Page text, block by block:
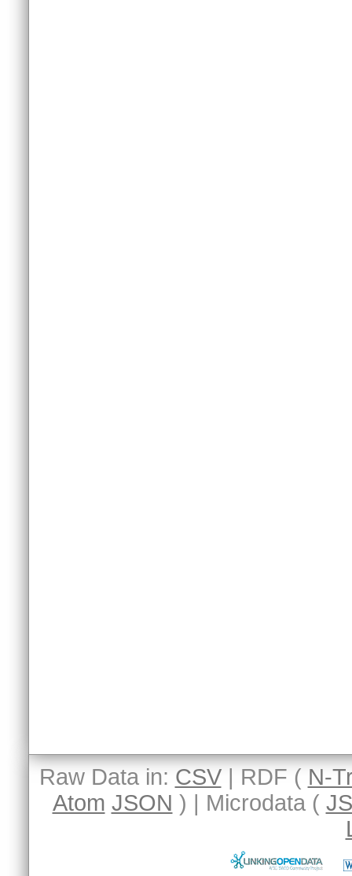
Raw Data in: CSV| RDF ( N-
Atom JSON ) | Microdata (